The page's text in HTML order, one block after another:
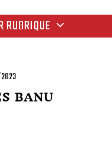
RUBRIQUE
BANU